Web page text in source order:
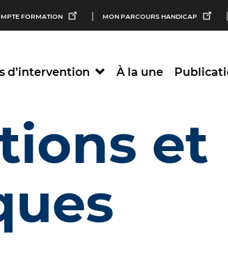
FORMATION MON PARCOURS HANDICAP
d’intervention À la une
et